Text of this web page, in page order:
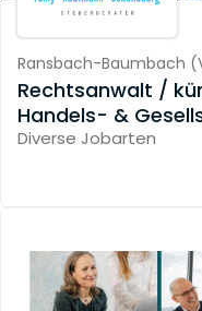
Ransbach-Baumbach (
Rechtsanwalt /
Handels- &
Diverse Jobarten